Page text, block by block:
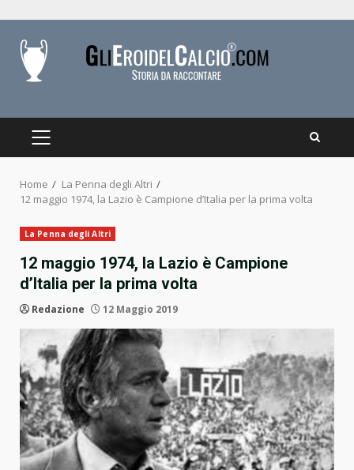
content
PRIMARY
Home
La Penna degli Altri
12 maggio 1974, la Lazio è Campione d’Italia per la prima volta
La Penna degli Altri
12 maggio 1974, la Lazio è Campione
d’Italia per la prima volta
Redazione 12 Maggio 2019